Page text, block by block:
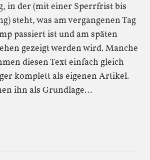
in der (mit einer Sperrfrist bis
steht, was am vergangenen Tag
passiert ist und am späten
gezeigt werden wird. Manche
diesen Text einfach gleich
komplett als eigenen Artikel.
ihn als Grundlage…